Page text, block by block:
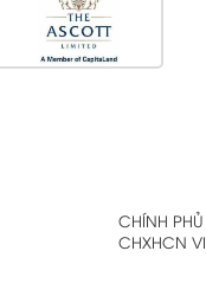
CHÍNH
CHXHCN